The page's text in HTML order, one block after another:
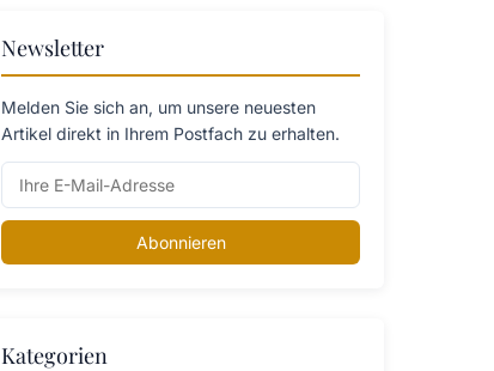
Newsletter
Melden Sie sich an, um unsere neuesten
Artikel direkt in Ihrem Postfach zu erhalten.
Abonnieren
Kategorien